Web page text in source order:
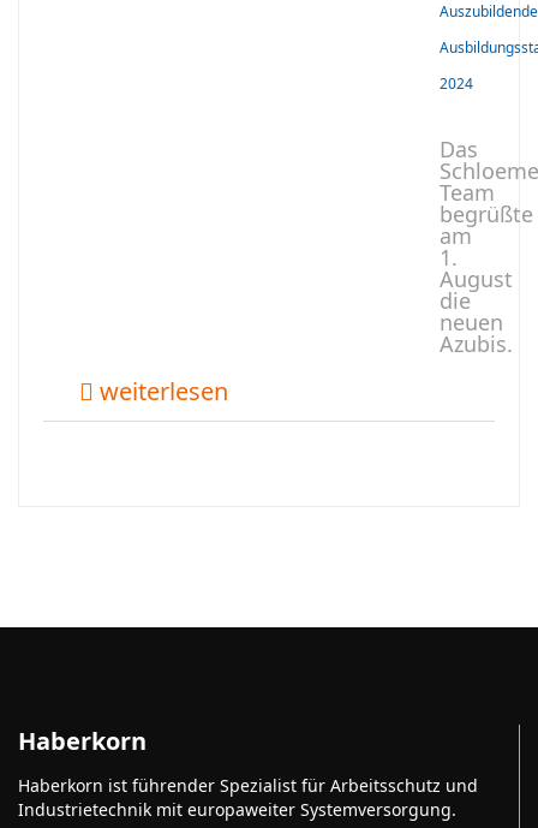
Auszubildende
2024
Das
Team
begrüßte
am
1.
August
die
neuen
Azubis.
weiterlesen
Haberkorn
Haberkorn ist führender Spezialist für Arbeitsschutz und
Industrietechnik mit europaweiter Systemversorgung.